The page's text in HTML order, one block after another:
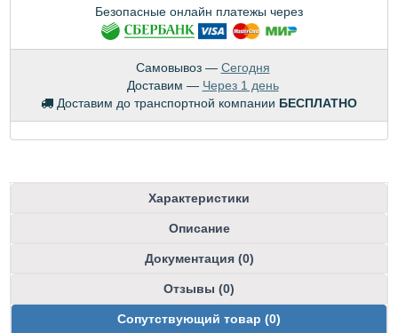
Безопасные онлайн платежы через
Самовывоз — Сегодня
Доставим — Через 1 день
Доставим до транспортной компании БЕСПЛАТНО
Характеристики
Описание
Документация (0)
Отзывы (0)
Сопутствующий товар (0)